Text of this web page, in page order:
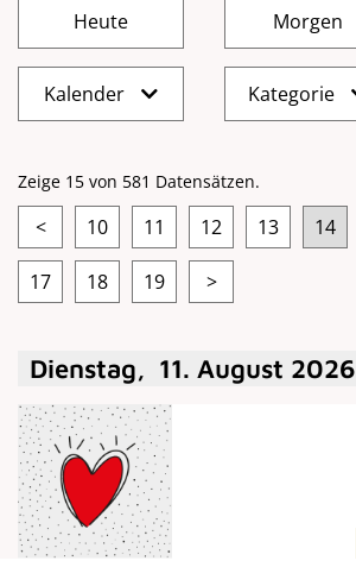
Kalender Kategorie
Zeige 15 von 581 Datensätzen.
< 10 11 12 13 14
17 18 19 >
Dienstag, 11. August 2026